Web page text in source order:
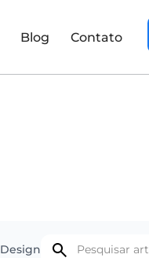
Blog Contato
Design